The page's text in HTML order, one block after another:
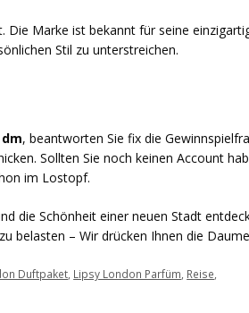
Marke ist bekannt für seine
Stil zu unterstreichen.
, beantworten Sie fix die
Sollten Sie noch keinen Account
im Lostopf.
die Schönheit einer neuen Stadt
belasten – Wir drücken Ihnen die
Duftpaket, Lipsy London Parfüm, Reise,